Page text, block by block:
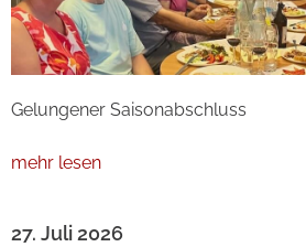
Gelungener Saisonabschluss
mehr lesen
27. Juli 2026